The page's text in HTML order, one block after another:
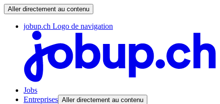
Aller directement au contenu
jobup.ch Logo de navigation
Jobs
Entreprises Aller directement au contenu